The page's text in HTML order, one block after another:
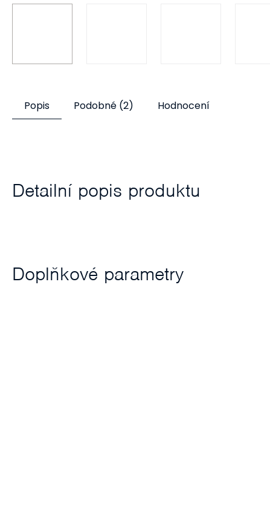
Popis Podobné (2) Hodnocení
Detailní popis produktu
Doplňkové parametry